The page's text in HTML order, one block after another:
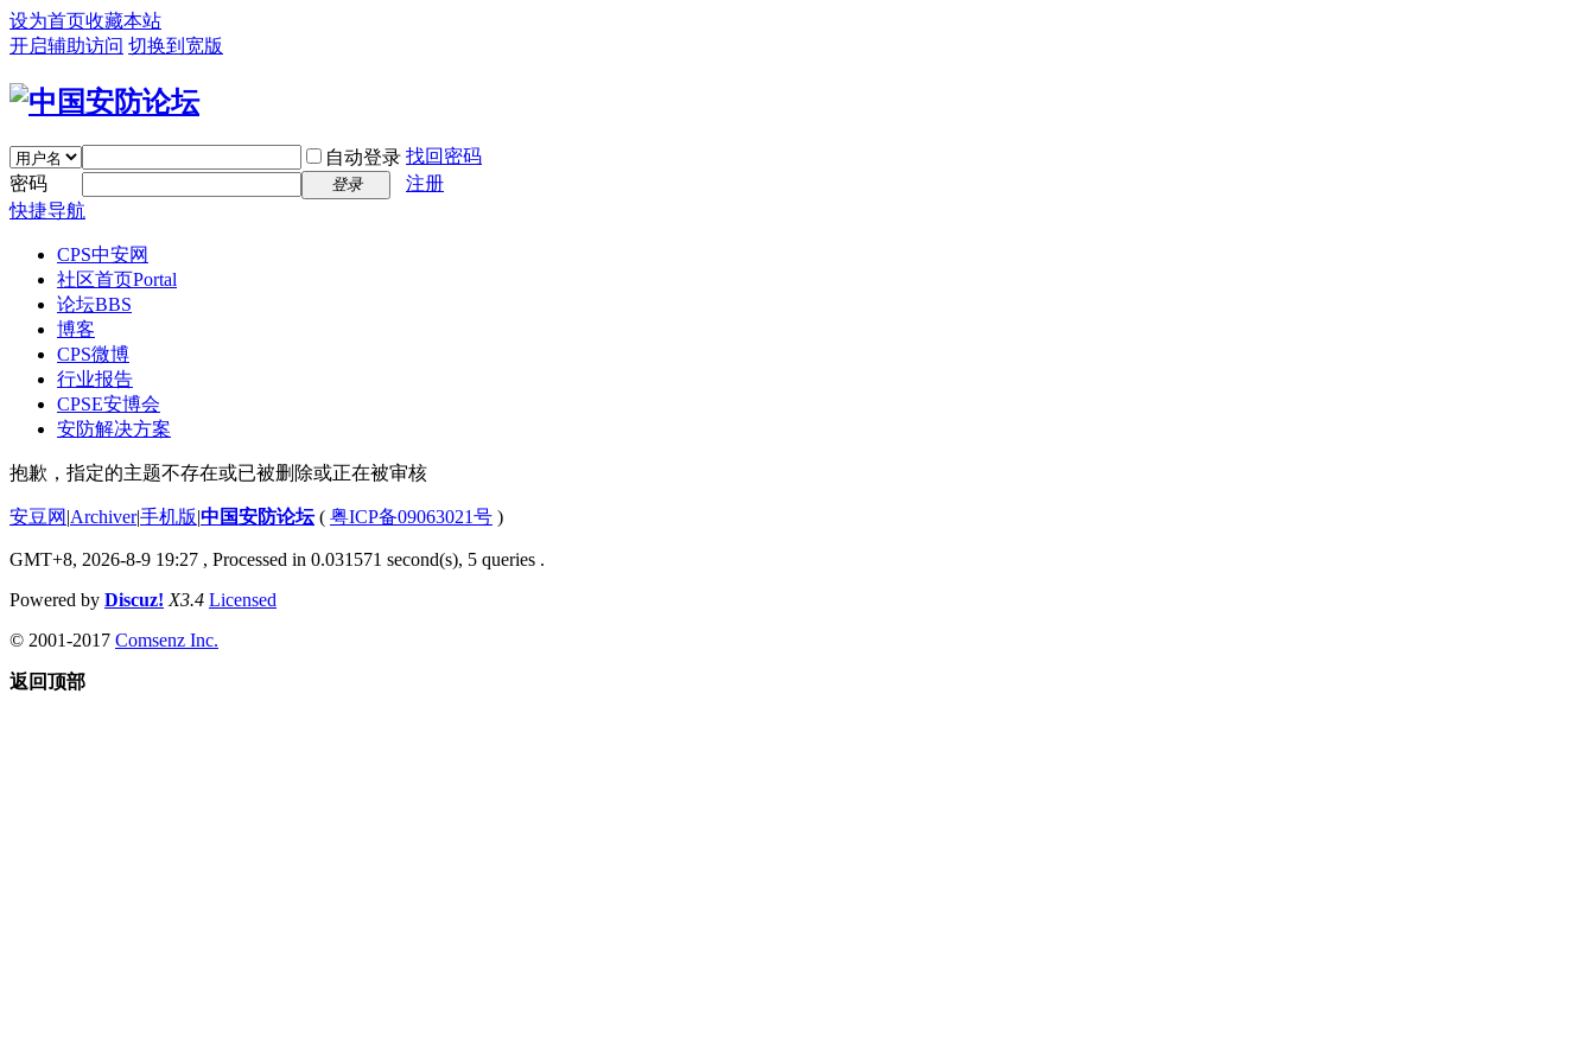
设为首页收藏本站
开启辅助访问 切换到宽版
自动登录 找回密码
密码
登录
注册
快捷导航
CPS中安网
社区首页Portal
论坛BBS
博客
CPS微博
行业报告
CPSE安博会
安防解决方案
抱歉，指定的主题不存在或已被删除或正在被审核
安豆网 |Archiver|手机版|中国安防论坛( 粤ICP备09063021号 )
GMT+8, 2026-8-9 19:27 , Processed in 0.031571 second(s), 5 queries .
Powered by Discuz! X3.4 Licensed
© 2001-2017 Comsenz Inc.
返回顶部